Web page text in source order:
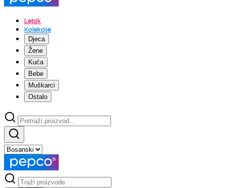
Letak
Kolekcije
Djeca
Žene
Kuća
Bebe
Muškarci
Ostalo